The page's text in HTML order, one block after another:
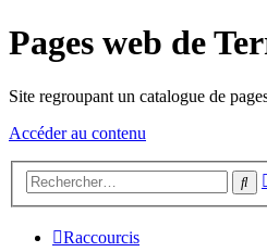
Pages web de
Site regroupant un catalogue de
Accéder au contenu
Raccourcis